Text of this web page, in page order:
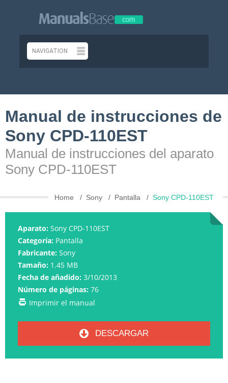
Manual de instrucciones de
Sony CPD-110EST
Manual de instrucciones del aparato
Sony CPD-110EST
Home Sony Pantalla Sony CPD-110EST
Aparato: Sony CPD-110EST
Categoría: Pantalla
Fabricante: Sony
Tamaño: 1.45 MB
Fecha de añadido: 3/10/2013
Número de páginas: 76
Imprimir el manual
DESCARGAR